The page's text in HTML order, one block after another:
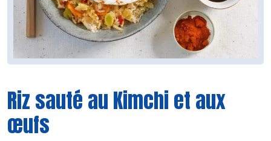
Riz sauté au Kimchi et aux
œufs